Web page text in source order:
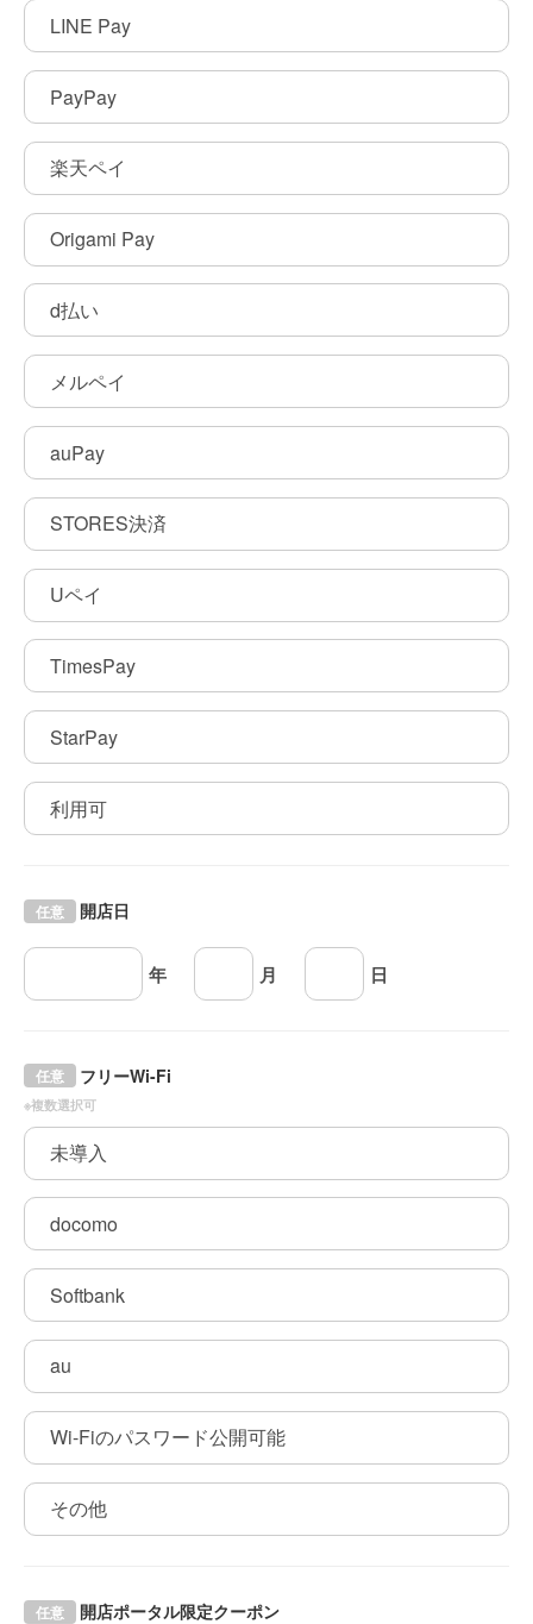
LINE Pay
PayPay
楽天ペイ
Origami Pay
d払い
メルペイ
auPay
STORES決済
Uペイ
TimesPay
StarPay
利用可
開店日
任意
年 月 日
フリーWi-Fi
任意
※複数選択可
未導入
docomo
Softbank
au
Wi-Fiのパスワード公開可能
その他
開店ポータル限定クーポン
任意